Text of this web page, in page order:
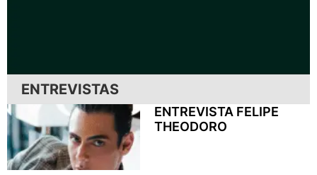
ENTREVISTAS
ENTREVISTA FELIPE
THEODORO